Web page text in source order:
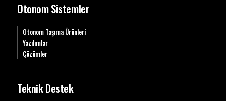
Otonom Sistemler
Otonom Taşıma Ürünleri
Yazılımlar
Çözümler
Teknik Destek